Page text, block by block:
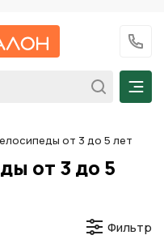
+7
от 3 до 5 лет
от 3 до 5
Фильтр